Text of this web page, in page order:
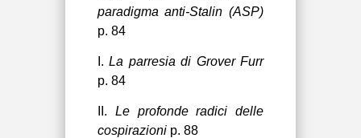
paradigma anti-Stalin (ASP)
p. 84
I.La parresia di Grover Furr
p. 84
II. Le profonde radici delle
cospirazionip. 88